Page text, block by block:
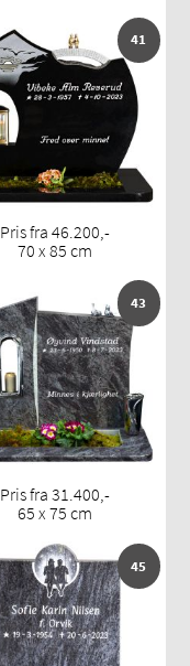
41
Pris fra 46.200,-
70 x 85 cm
43
Pris fra 31.400,-
65 x 75 cm
45